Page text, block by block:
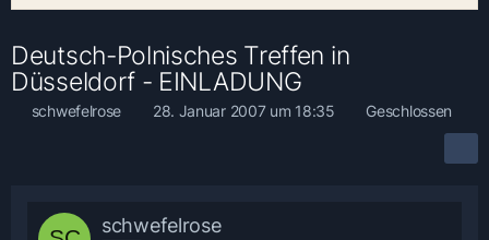
Deutsch-Polnisches Treffen in
Düsseldorf - EINLADUNG
schwefelrose 28. Januar 2007 um 18:35 Geschlossen
schwefelrose